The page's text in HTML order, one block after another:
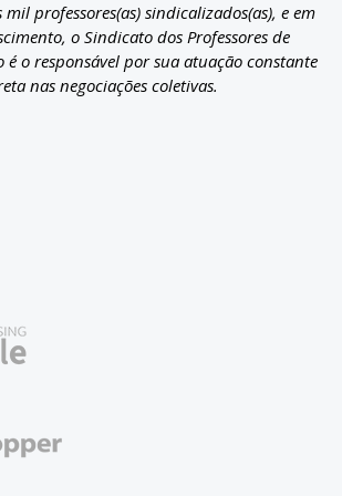
professores(as) sindicalizados(as), e em
o Sindicato dos Professores de
é o responsável por sua atuação constante
nas negociações coletivas.